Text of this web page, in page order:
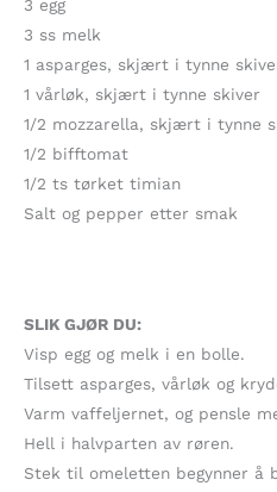
3 egg
3 ss melk
1 asparges, skjært i tynne
1 vårløk, skjært i tynne skiver
1/2 mozzarella, skjært i tynne
1/2 bifftomat
1/2 ts tørket timian
Salt og pepper etter smak
SLIK GJØR DU:
Visp egg og melk i en bolle.
Tilsett asparges, vårløk og
Varm vaffeljernet, og pensle
Hell i halvparten av røren.
Stek til omeletten begynner å